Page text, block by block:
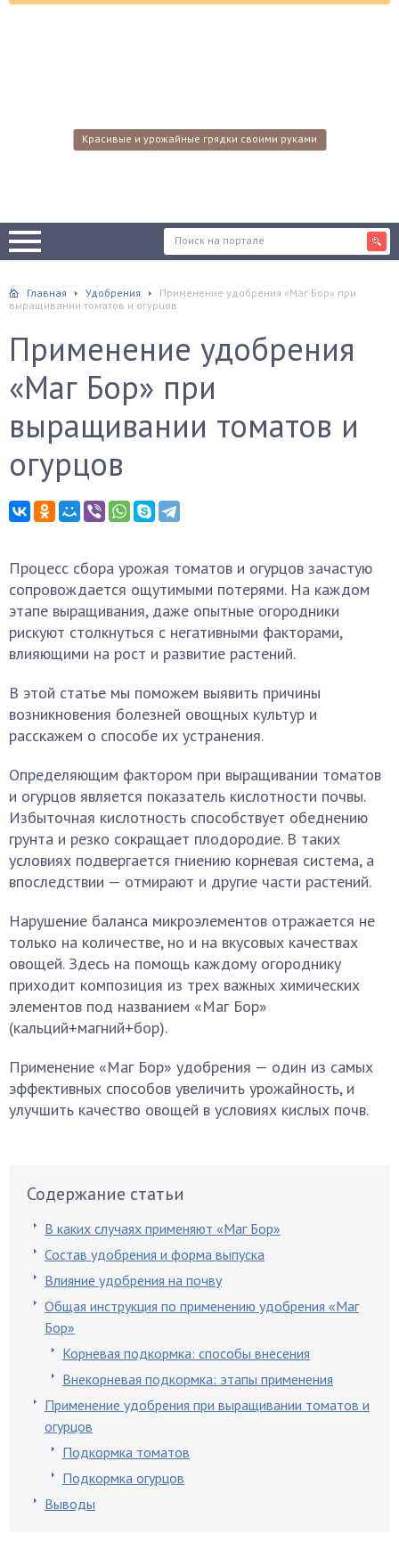
Красивые и урожайные грядки своими руками
Главная Удобрения
Применение удобрения «Маг Бор» при
выращивании томатов и огурцов
Применение удобрения
«Маг Бор» при
выращивании томатов и
огурцов
Процесс сбора урожая томатов и огурцов зачастую
сопровождается ощутимыми потерями. На каждом
этапе выращивания, даже опытные огородники
рискуют столкнуться с негативными факторами,
влияющими на рост и развитие растений.
В этой статье мы поможем выявить причины
возникновения болезней овощных культур и
расскажем о способе их устранения.
Определяющим фактором при выращивании томатов
и огурцов является показатель кислотности почвы.
Избыточная кислотность способствует обеднению
грунта и резко сокращает плодородие. В таких
условиях подвергается гниению корневая система, а
впоследствии — отмирают и другие части растений.
Нарушение баланса микроэлементов отражается не
только на количестве, но и на вкусовых качествах
овощей. Здесь на помощь каждому огороднику
приходит композиция из трех важных химических
элементов под названием «Маг Бор»
(кальций+магний+бор).
Применение «Маг Бор» удобрения — один из самых
эффективных способов увеличить урожайность, и
улучшить качество овощей в условиях кислых почв.
Содержание статьи
В каких случаях применяют «Маг Бор»
Состав удобрения и форма выпуска
Влияние удобрения на почву
Общая инструкция по применению удобрения «Маг
Бор»
Корневая подкормка: способы внесения
Внекорневая подкормка: этапы применения
Применение удобрения при выращивании томатов и
огурцов
Подкормка томатов
Подкормка огурцов
Выводы